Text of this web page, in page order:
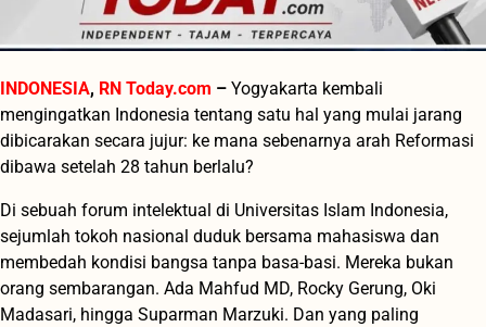
INDONESIA, RN Today.com – Yogyakarta kembali
mengingatkan Indonesia tentang satu hal yang mulai jarang
dibicarakan secara jujur: ke mana sebenarnya arah Reformasi
dibawa setelah 28 tahun berlalu?
Di sebuah forum intelektual di Universitas Islam Indonesia,
sejumlah tokoh nasional duduk bersama mahasiswa dan
membedah kondisi bangsa tanpa basa-basi. Mereka bukan
orang sembarangan. Ada Mahfud MD, Rocky Gerung, Oki
Madasari, hingga Suparman Marzuki. Dan yang paling